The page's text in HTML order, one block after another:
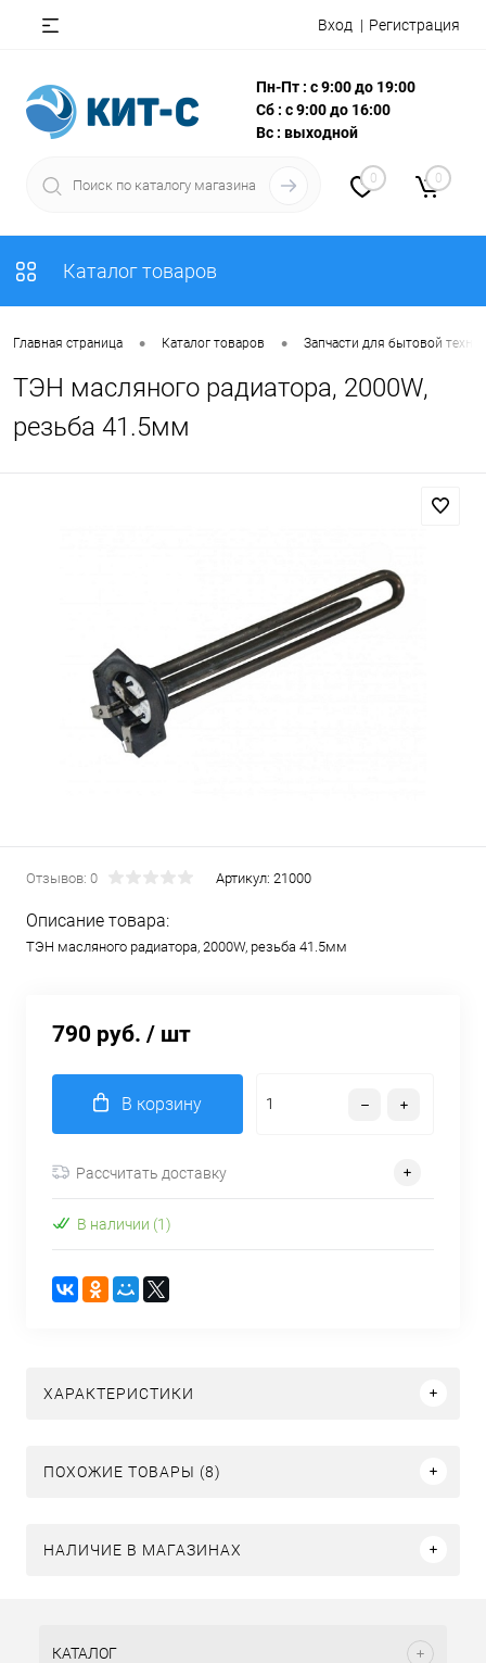
Вход Регистрация
Пн-Пт : с 9:00 до 19:00
Сб : с 9:00 до 16:00
Вс : выходной
0 0
Каталог товаров
Главная страница • Каталог товаров • Запчасти для бытовой
ТЭН масляного радиатора, 2000W,
резьба 41.5мм
Отзывов: 0 Артикул: 21000
Описание товара:
ТЭН масляного радиатора, 2000W, резьба 41.5мм
790 руб. / шт
В корзину
Рассчитать доставку
В наличии (1)
ХАРАКТЕРИСТИКИ
ПОХОЖИЕ ТОВАРЫ (8)
НАЛИЧИЕ В МАГАЗИНАХ
КАТАЛОГ